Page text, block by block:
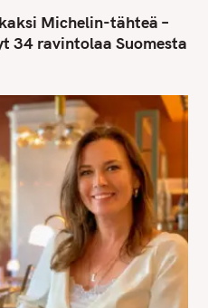
Michelin-tähteä –
34 ravintolaa Suomesta